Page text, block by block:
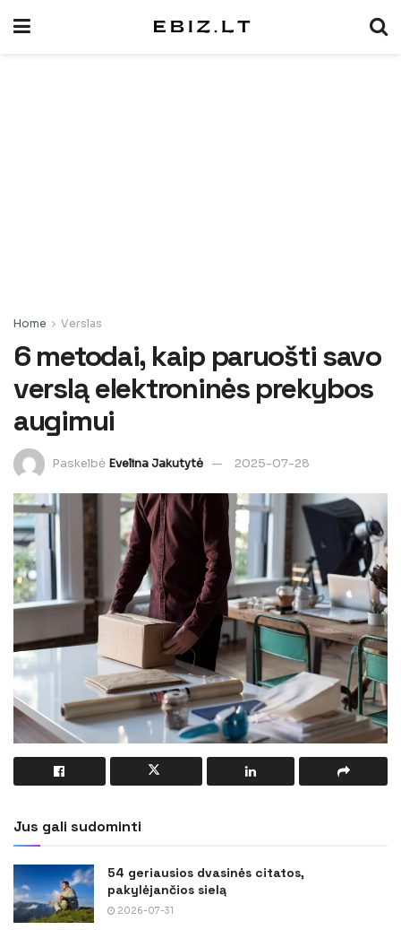
Home Verslas
6 metodai, kaip paruošti savo
verslą elektroninės prekybos
augimui
Paskelbė Evelina Jakutytė 2025-07-28
Jus gali sudominti
54 geriausios dvasinės citatos,
pakylėjančios sielą
2026-07-31